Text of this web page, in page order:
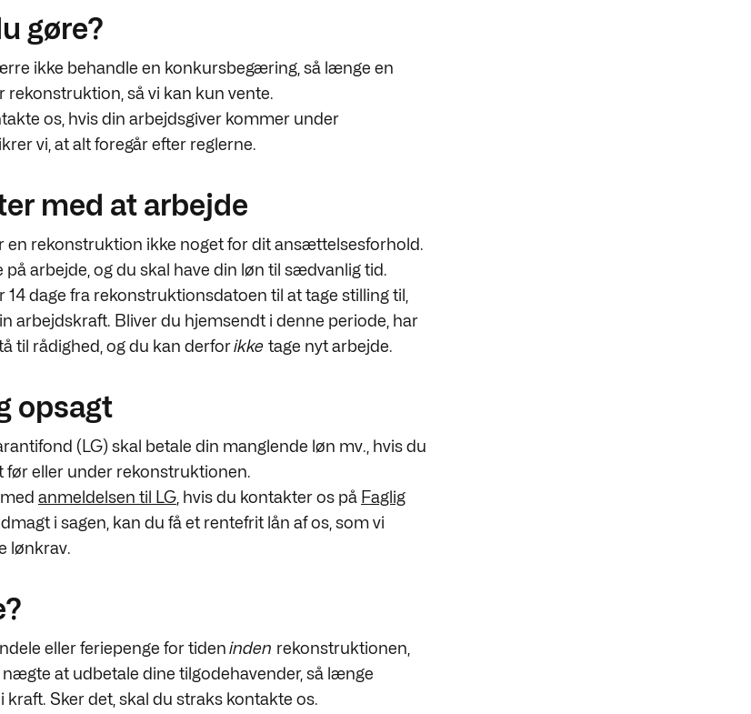
gøre?
ikke behandle en konkursbegæring, så længe en
så vi kan kun vente.
os, hvis din arbejdsgiver kommer under
vi, at alt foregår efter reglerne.
med at arbejde
en rekonstruktion ikke noget for dit ansættelsesforhold.
på arbejde, og du skal have din løn til sædvanlig tid.
dage fra rekonstruktionsdatoen til at tage stilling til,
arbejdskraft. Bliver du hjemsendt i denne periode, har
til rådighed, og du kan derforikke tage nyt arbejde.
opsagt
(LG) skal betale din manglende løn mv., hvis du
før eller under rekonstruktionen.
anmeldelsen til LG , hvis du kontakter os på Faglig
i sagen, kan du få et rentefrit lån af os, som vi
lønkrav.
eller feriepenge for tideninden rekonstruktionen,
at udbetale dine tilgodehavender, så længe
Sker det, skal du straks kontakte os.